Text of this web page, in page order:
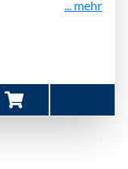
... mehr